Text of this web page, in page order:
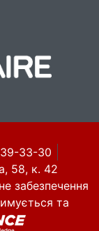
33-30
58, к. 42
забезпечення
та